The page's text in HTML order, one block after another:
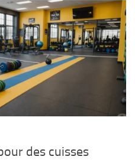
des cuisses